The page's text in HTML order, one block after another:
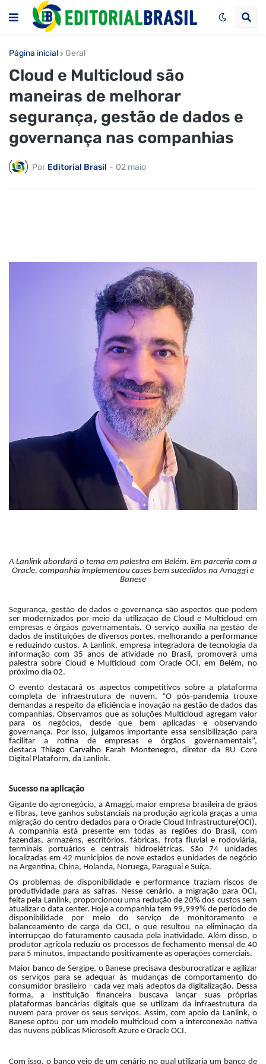
Página inicial Geral
Cloud e Multicloud são
maneiras de melhorar
segurança, gestão de dados e
governança nas companhias
Por Editorial Brasil - 02 maio
A Lanlink abordará o tema em palestra em Belém. Em parceria com a
Oracle, companhia implementou cases bem sucedidos na Amaggi e
Banese
Segurança, gestão de dados e governança são aspectos que podem
ser modernizados por meio da utilização de Cloud e Multicloud em
empresas e órgãos governamentais. O serviço auxilia na gestão de
dados de instituições de diversos portes, melhorando a performance
e reduzindo custos. A Lanlink, empresa integradora de tecnologia da
informação com 35 anos de atividade no Brasil, promoverá uma
palestra sobre Cloud e Multicloud com Oracle OCI, em Belém, no
próximo dia 02.
O evento destacará os aspectos competitivos sobre a plataforma
completa de infraestrutura de nuvem. “O pós-pandemia trouxe
demandas a respeito da eficiência e inovação na gestão de dados das
companhias. Observamos que as soluções Multicloud agregam valor
para os negócios, desde que bem aplicadas e observando
governança. Por isso, julgamos importante essa sensibilização para
facilitar a rotina de empresas e órgãos governamentais”,
destaca Thiago Carvalho Farah Montenegro, diretor da BU Core
Digital Plataform, da Lanlink.
Sucesso na aplicação
Gigante do agronegócio, a Amaggi, maior empresa brasileira de grãos
e fibras, teve ganhos substanciais na produção agrícola graças a uma
migração do centro dedados para o Oracle Cloud Infrastructure(OCI).
A companhia está presente em todas as regiões do Brasil, com
fazendas, armazéns, escritórios, fábricas, frota fluvial e rodoviária,
terminais portuários e centrais hidroelétricas. São 74 unidades
localizadas em 42 municípios de nove estados e unidades de negócio
na Argentina, China, Holanda, Noruega, Paraguai e Suíça.
Os problemas de disponibilidade e performance traziam riscos de
produtividade para as safras. Nesse cenário, a migração para OCI,
feita pela Lanlink, proporcionou uma redução de 20% dos custos sem
atualizar o data center. Hoje a companhia tem 99,999% de período de
disponibilidade por meio do serviço de monitoramento e
balanceamento de carga da OCI, o que resultou na eliminação da
interrupção do faturamento causada pela inatividade. Além disso, o
produtor agrícola reduziu os processos de fechamento mensal de 40
para 5 minutos, impactando positivamente as operações comerciais.
Maior banco de Sergipe, o Banese precisava desburocratizar e agilizar
os serviços para se adequar às mudanças de comportamento do
consumidor brasileiro - cada vez mais adeptos da digitalização. Dessa
forma, a instituição financeira buscava lançar suas próprias
plataformas bancárias digitais que se utilizam da infraestrutura da
nuvem para prover os seus serviços. Assim, com apoio da Lanlink, o
Banese optou por um modelo multicloud com a interconexão nativa
das nuvens públicas Microsoft Azure e Oracle OCI.
Com isso, o banco veio de um cenário no qual utilizaria um banco de